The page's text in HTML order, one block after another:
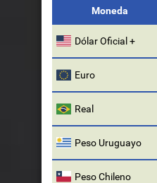
Moneda
Dólar Oficial +
Euro
Real
Peso Uruguayo
Peso Chileno